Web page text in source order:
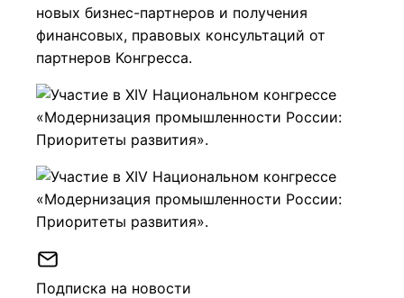
новых бизнес-партнеров и получения
финансовых, правовых консультаций от
партнеров Конгресса.
Подписка на новости